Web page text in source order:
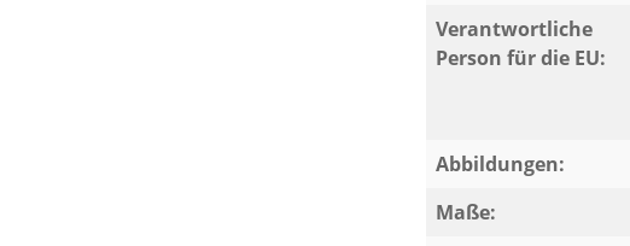
Verantwortliche
Person für die EU:
Abbildungen:
Maße: